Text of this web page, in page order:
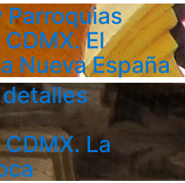
Parroquias
El
Nueva España
La